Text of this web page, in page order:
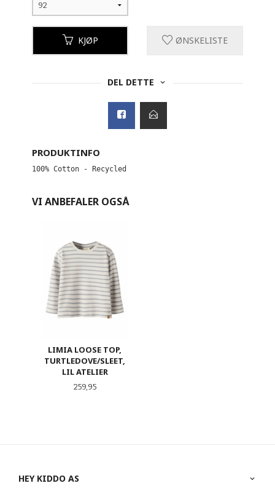
KJØP ØNSKELISTE
DEL DETTE
PRODUKTINFO
100% Cotton - Recycled
VI ANBEFALER OGSÅ
LIMIA LOOSE TOP,
TURTLEDOVE/SLEET,
LIL ATELIER
Pris
259,95
HEY KIDDO AS